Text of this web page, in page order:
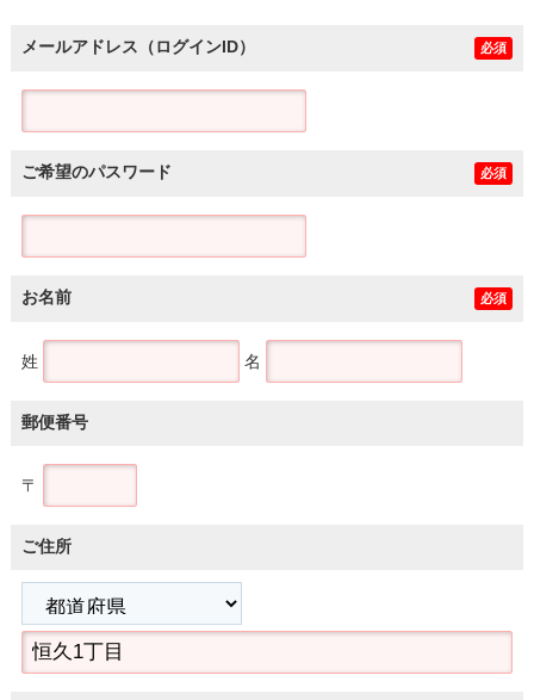
メールアドレス（ログインID） 必須
ご希望のパスワード 必須
お名前 必須
姓 名
郵便番号
〒
ご住所